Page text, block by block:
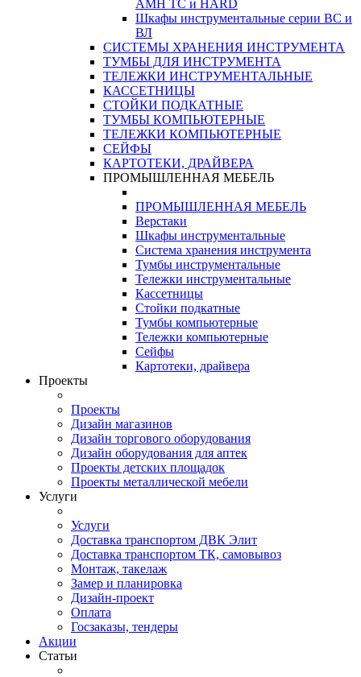
АМН ТС и HARD
Шкафы инструментальные серии ВС и
ВЛ
СИСТЕМЫ ХРАНЕНИЯ ИНСТРУМЕНТА
ТУМБЫ ДЛЯ ИНСТРУМЕНТА
ТЕЛЕЖКИ ИНСТРУМЕНТАЛЬНЫЕ
КАССЕТНИЦЫ
СТОЙКИ ПОДКАТНЫЕ
ТУМБЫ КОМПЬЮТЕРНЫЕ
ТЕЛЕЖКИ КОМПЬЮТЕРНЫЕ
СЕЙФЫ
КАРТОТЕКИ, ДРАЙВЕРА
ПРОМЫШЛЕННАЯ МЕБЕЛЬ
ПРОМЫШЛЕННАЯ МЕБЕЛЬ
Верстаки
Шкафы инструментальные
Система хранения инструмента
Тумбы инструментальные
Тележки инструментальные
Кассетницы
Стойки подкатные
Тумбы компьютерные
Тележки компьютерные
Сейфы
Картотеки, драйвера
Проекты
Проекты
Дизайн магазинов
Дизайн торгового оборудования
Дизайн оборудования для аптек
Проекты детских площадок
Проекты металлической мебели
Услуги
Услуги
Доставка транспортом ДВК Элит
Доставка транспортом ТК, самовывоз
Монтаж, такелаж
Замер и планировка
Дизайн-проект
Оплата
Госзаказы, тендеры
Акции
Статьи